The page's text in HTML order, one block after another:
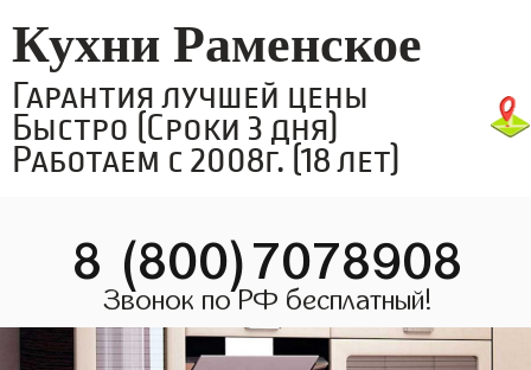
Кухни Раменское
Гарантия лучшей цены
Быстро (Сроки 3 дня)
Работаем с 2008г. (18 лет)
8 (800)7078908
Звонок по РФ бесплатный!